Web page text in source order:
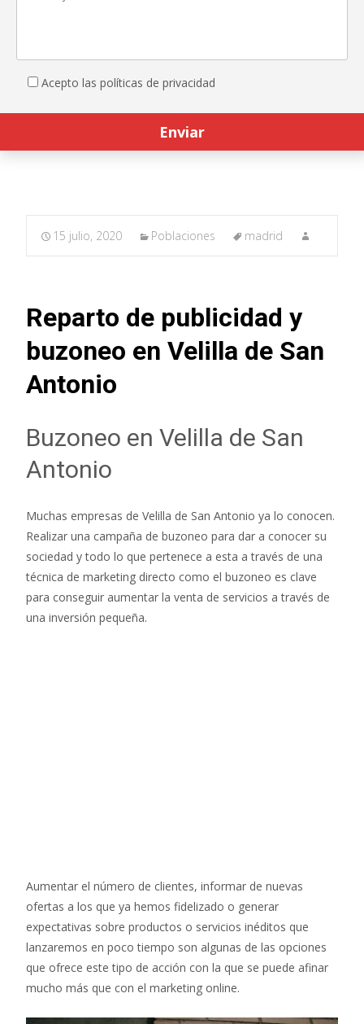
Acepto las políticas de privacidad
15 julio, 2020 Poblaciones madrid
Reparto de publicidad y
buzoneo en Velilla de San
Antonio
Buzoneo en Velilla de San
Antonio
Muchas empresas de Velilla de San Antonio ya lo conocen.
Realizar una campaña de buzoneo para dar a conocer su
sociedad y todo lo que pertenece a esta a través de una
técnica de marketing directo como el buzoneo es clave
para conseguir aumentar la venta de servicios a través de
una inversión pequeña.
Aumentar el número de clientes, informar de nuevas
ofertas a los que ya hemos fidelizado o generar
expectativas sobre productos o servicios inéditos que
lanzaremos en poco tiempo son algunas de las opciones
que ofrece este tipo de acción con la que se puede afinar
mucho más que con el marketing online.